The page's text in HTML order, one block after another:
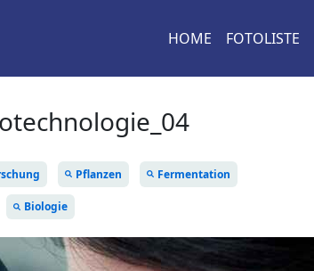
HOME FOTOLISTE
Pflanzen Fermentation
Biologie